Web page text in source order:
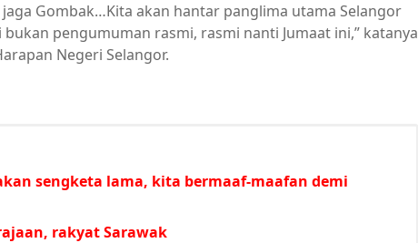
Gombak…Kita akan hantar panglima utama Selangor
pengumuman rasmi, rasmi nanti Jumaat ini,” katanya
Negeri Selangor.
sengketa lama, kita bermaaf-maafan demi
rakyat Sarawak